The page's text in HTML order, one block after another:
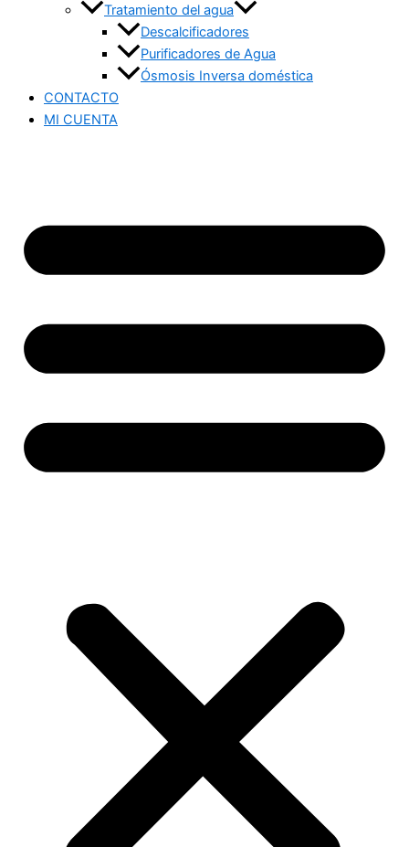
Tratamiento del agua
Descalcificadores
Purificadores de Agua
Ósmosis Inversa doméstica
CONTACTO
MI CUENTA